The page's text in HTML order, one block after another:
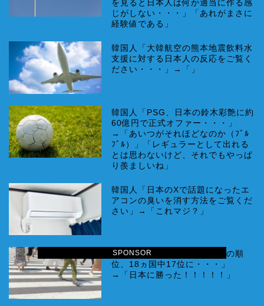
SPONSOR
を見ると日本人は何か適当に作る感
じがしない・・・」「あれがまさに
経験値である」
韓国人「大韓航空の熊本地震飲料水
支援に対する日本人の反応をご覧く
ださい・・・」→「」
韓国人「PSG、日本の鈴木彩艶に約
60億円で正式オファー・・・」
→「あいつがそれほどなのか（ﾌﾞﾙ
ﾌﾞﾙ）」「レギュラーとして出れる
とは思わないけど、それでもやっぱ
り羨ましいね」
韓国人「日本のXで話題になったエ
アコンの臭いを消す方法をご覧くだ
さい」→「これマジ？」
韓国人「韓国人の精神的健康の順
位、18ヵ国中17位に・・・」
→「日本に勝った！！！！！」